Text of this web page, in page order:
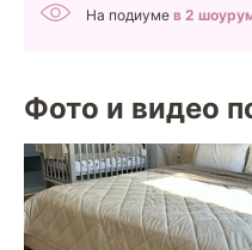
На подиуме в 2
Фото и видео